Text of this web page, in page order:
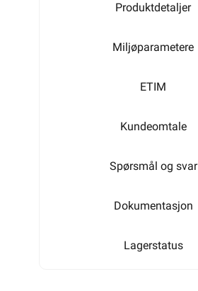
Produktdetaljer
Miljøparametere
ETIM
Kundeomtale
Spørsmål og svar
Dokumentasjon
Lagerstatus